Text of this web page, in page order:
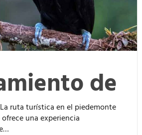
de
ruta turística en el piedemonte
una experiencia